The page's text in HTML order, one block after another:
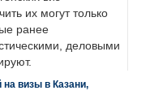
их могут только
ранее
деловыми
на визы в Казани,